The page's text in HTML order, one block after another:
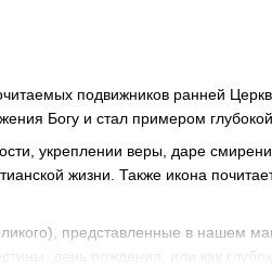
подвижников ранней
Богу и стал примером
укреплении веры, даре
жизни. Также икона
представленные в нашем
день рождения, или как